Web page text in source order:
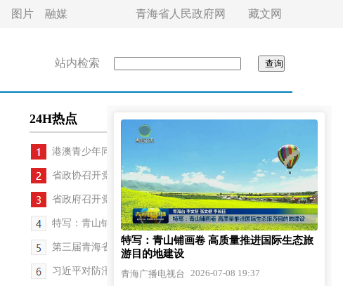
图片 融媒 青海省人民政府网 藏文网
站内检索
24H热点
港澳青少年同心营公益研学活动启动
省政协召开党组会议和主席会议
省政府召开党组会议和常务会议 罗东川主持
特写：青山铺画卷 高质量推进国际生态旅游目的地建设
第三届青海省旅游发展大会暨省生态旅游发展工作领...
习近平对防汛救灾工作作出重要指示强调 要全力组织...
特写：青山铺画卷 高质量推进国际生态旅
游目的地建设
青海广播电视台 2026-07-08 19:37